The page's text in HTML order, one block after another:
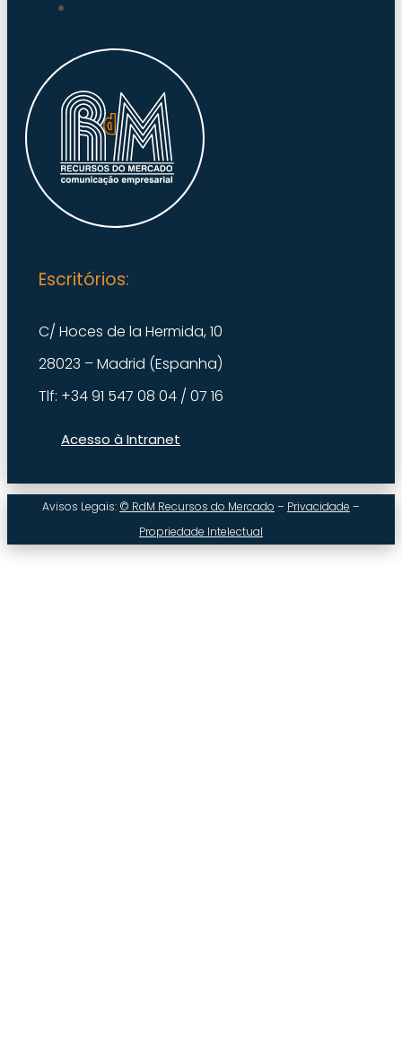
Escritórios:
C/ Hoces de la Hermida, 10
28023 – Madrid (Espanha)
Tlf: +34 91 547 08 04 / 07 16
Acesso à Intranet
Avisos Legais: © RdM Recursos do Mercado – Privacidade –
Propriedade Intelectual